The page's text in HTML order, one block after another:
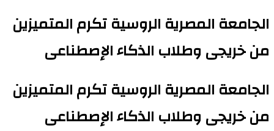
الجامعة المصرية الروسية تكرم المتميزين
من خريجى وطلاب الذكاء الإصطناعى
الجامعة المصرية الروسية تكرم المتميزين
من خريجى وطلاب الذكاء الإصطناعى